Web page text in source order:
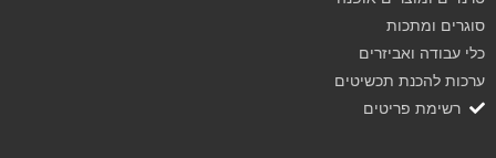
סוגרים ומתכות
כלי עבודה ואביזרים
ערכות להכנת תכשיטים
רשימת פריטים